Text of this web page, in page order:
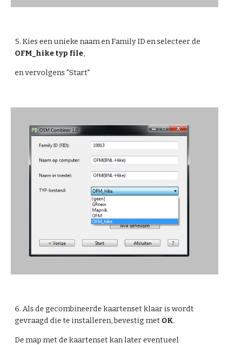
OFM_hike typ file,
en vervolgens "Start"
6. Als de gecombineerde kaartenset klaar is wordt
gevraagd die te installeren, bevestig met OK.
De map met de kaartenset kan later eventueel